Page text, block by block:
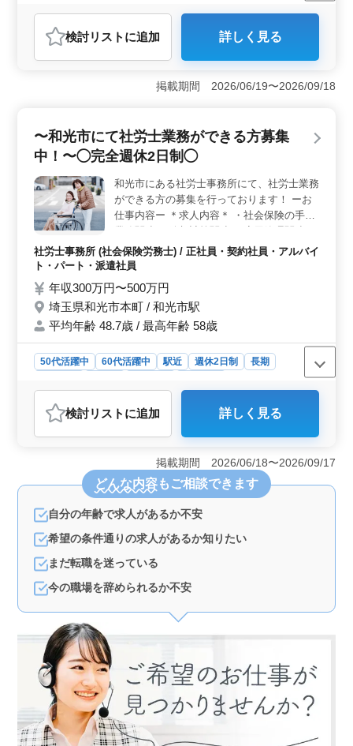
医療事務・受付
おすすめポイント
＜眼科での医療事務業務＞ 和光市駅近くの眼科での医
療事務を募集しています。処方箋の受付入力やレセプト
作成など、眼科での業務に携わることができます。週3日
5分の好立地に位置し、通勤も便利です。交通の便が良い
ため、通勤時間を短縮できます。また、周辺には様々な
ます。穏やかな環境で働きたい方に最適です。 ＜中
高年の活躍の場＞ 40代以上の経験者も歓迎していま
す。医療事務の経験を活かし、安定した環境で長く働く
ことができます。また、ベテランのスタッフが多く在籍
しており、経験を共有しながらスキルアップできる環境
です。安心してキャリアを築きたい方におすすめです。
検討リスト に追加 詳しく見る
掲載期間 2026/06/19〜2026/09/18
〜和光市にて社労士業務ができる方募集
中！〜◯完全週休2日制◯
和光市にある社労士事務所にて、社労士業務
ができる方の募集を行っております！ ーお
仕事内容ー ＊求人内容＊ ・社会保険の手続
人材育成相談 ・人材制度制定 ・労務トラブ
ル対応 ・就業規則作成 ・助成金業務 ◯備考
・50代、60代の採用実績あり 50代以上のベ
テラン層の採用活動、積極的に行っておりま
す☆ まずお気軽にお問い合わせください♪
社労士事務所 (社会保険労務士) / 正社員・契約社員・アルバイ
ト・パート・派遣社員
年収300万円〜500万円
埼玉県和光市本町 / 和光市駅
平均年齢 48.7歳 / 最高年齢 58歳
50代活躍中 60代活躍中 駅近 週休2日制
長期
社労士事務所
おすすめポイント
＜和光市の社労士事務所でのお仕事＞ 和光市にある社
労士事務所で、社労士業務に携わる方を募集していま
す。社会保険手続きや給与計算、労務管理、人材育成な
ど、幅広い業務をお任せします。経験を活かして、働き
やすい環境でスキルを磨いてみませんか？ ＜50代、
60代の方も活躍中！＞ ベテラン層の方々も積極的に採
用しています。経験豊富な方々のご応募をお待ちしてお
ります。完全週休2日制や駅近の好立地、福利厚生の充実
など、働きやすい環境が整っています。 ＜お問い合
細は、お気軽にお問い合わせください。親切丁寧な対応
て、安心して長く働ける職場で新たなキャリアを築いて
みませんか？
検討リスト に追加 詳しく見る
掲載期間 2026/06/18〜2026/09/17
どんな内容もご相談できます
自分の年齢で求人があるか不安
希望の条件通りの求人があるか知りたい
まだ転職を迷っている
今の職場を辞められるか不安